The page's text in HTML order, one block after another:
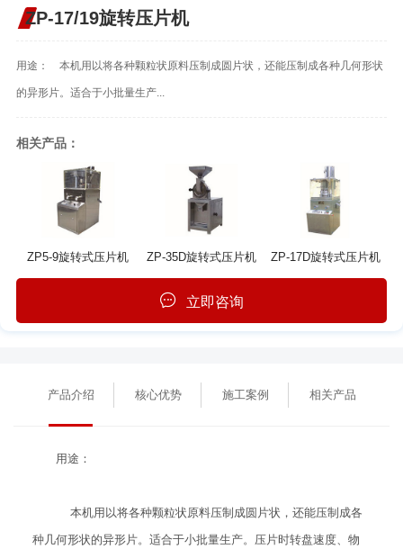
ZP-17/19旋转压片机
用途： 本机用以将各种颗粒状原料压制成圆片状，还能压制成各种几何形状
的异形片。适合于小批量生产...
相关产品：
ZP5-9旋转式压片机 ZP-35D旋转式压片机 ZP-17D旋转式压片机
立即咨询
产品介绍 核心优势 施工案例 相关产品
用途：
本机用以将各种颗粒状原料压制成圆片状，还能压制成各
种几何形状的异形片。适合于小批量生产。压片时转盘速度、物